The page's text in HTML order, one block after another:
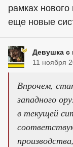
рамках
еще новые
Девушка с
11 ноября
Впрочем,
западного
в текущей